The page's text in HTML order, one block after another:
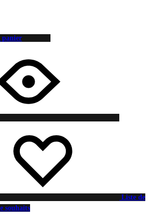
panier
Liste de
souhaits